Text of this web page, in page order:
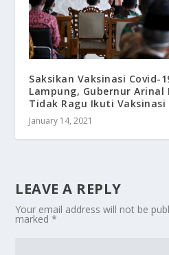
Saksikan Vaksinasi Covid-
Lampung, Gubernur
Tidak Ragu Ikuti Vaksinasi
January 14, 2021
LEAVE A REPLY
Your email address will not be
marked*